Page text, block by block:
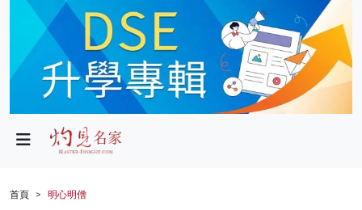
政局
財經
首頁 明心明僧